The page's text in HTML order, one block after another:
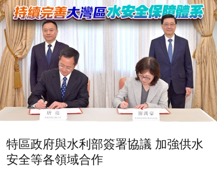
特區政府與水利部簽署協議 加強供水
安全等各領域合作